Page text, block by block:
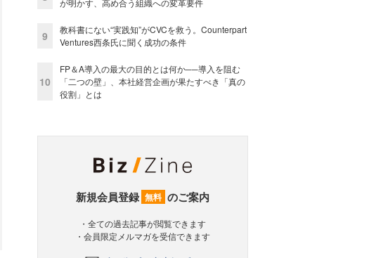
が明かす、高め合う組織への変革要件
9
教科書にない“実践知”がCVCを救う。Counterpart
Ventures西条氏に聞く成功の条件
10
FP＆A導入の最大の目的とは何か──導入を阻む
「二つの壁」、本社経営企画が果たすべき「真の
役割」とは
新規会員登録 無料 のご案内
・全ての過去記事が閲覧できます
・会員限定メルマガを受信できます